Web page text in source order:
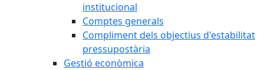
institucional
Comptes generals
Compliment dels objectius d'estabilitat
pressupostària
Gestió econòmica